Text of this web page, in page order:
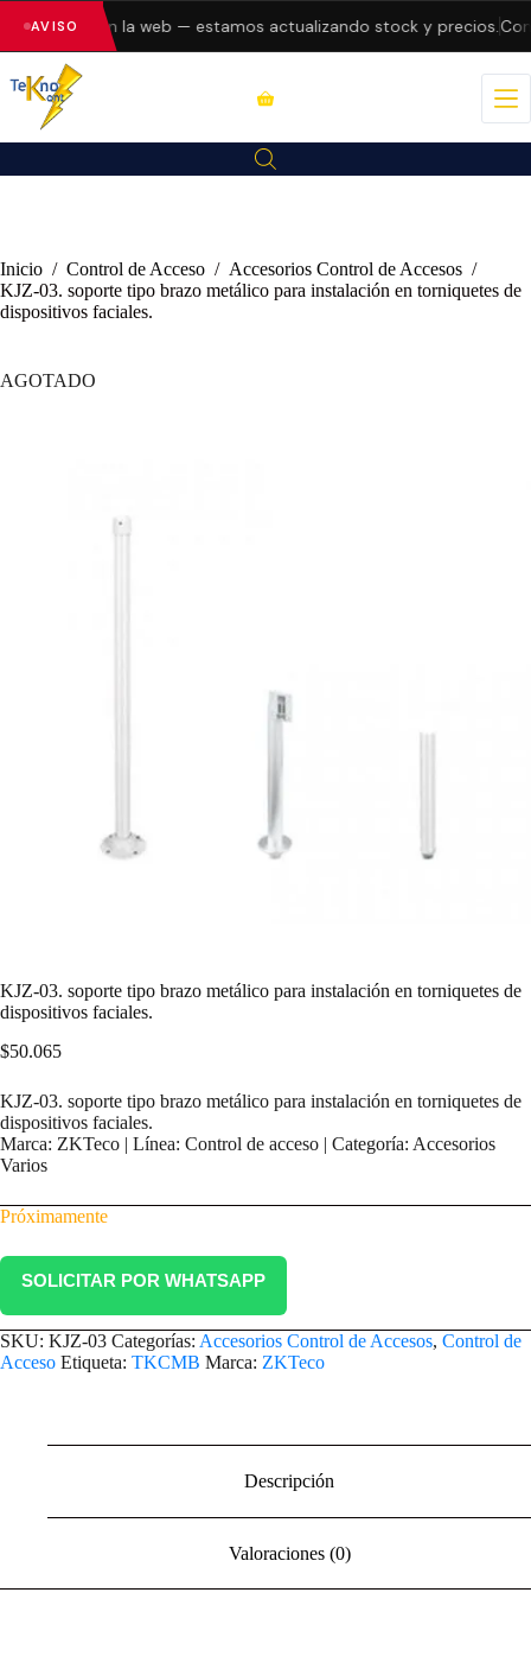
AVISO
errores en la web — estamos actualizando stock y precios.
Inicio / Control de Acceso / Accesorios Control de Accesos /
KJZ-03. soporte tipo brazo metálico para instalación en torniquetes de
dispositivos faciales.
AGOTADO
KJZ-03. soporte tipo brazo metálico para instalación en torniquetes de
dispositivos faciales.
$50.065
KJZ-03. soporte tipo brazo metálico para instalación en torniquetes de
dispositivos faciales.
Marca: ZKTeco | Línea: Control de acceso | Categoría: Accesorios
Varios
Próximamente
SOLICITAR POR WHATSAPP
SKU: KJZ-03 Categorías: Accesorios Control de Accesos, Control de
Acceso Etiqueta: TKCMB Marca: ZKTeco
Descripción
Valoraciones (0)